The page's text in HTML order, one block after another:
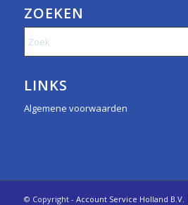
ZOEKEN
LINKS
Algemene voorwaarden
© Copyright - Account Service Holland B.V.